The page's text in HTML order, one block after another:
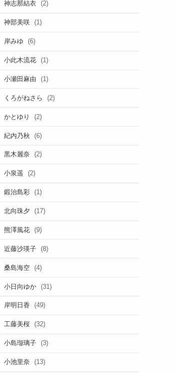
神志那結衣 (2)
神部美咲 (1)
岸みゆ (6)
小此木流花 (1)
小瀬田麻由 (1)
くろがねさら (2)
かとゆり (2)
紀内乃秋 (6)
黒木麗奈 (2)
小泉遥 (2)
鍛治島彩 (1)
北向珠夕 (17)
熊澤風花 (9)
近藤沙瑛子 (8)
桑島海空 (4)
小日向ゆか (31)
岸明日香 (49)
工藤美桜 (32)
小島瑠璃子 (3)
小池里奈 (13)